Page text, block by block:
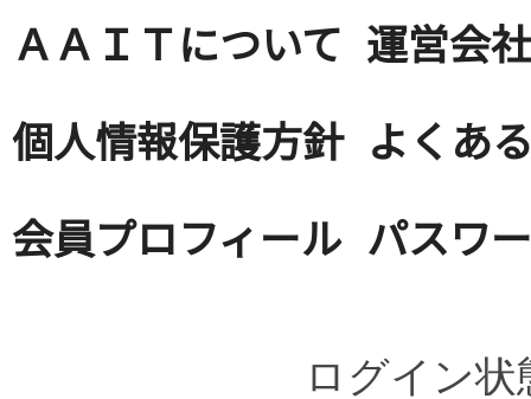
ＡＡＩＴについて 運営会社
個人情報保護方針 よくあ
会員プロフィール パスワ
ログイン